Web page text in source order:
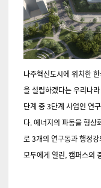
나주혁신도시에 위치한
을 설립하겠다는 우리나
단계 중 3단계 사업인 연
다. 에너지의 파동을 형상
로 3개의 연구동과 행정
모두에게 열린, 캠퍼스의